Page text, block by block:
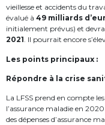
vieillesse et accidents du
évalué à 49 milliards
initialement prévus) et
2021. Il pourrait encore
Les points principaux :
Répondre à la crise
La LFSS prend en compte
l’assurance maladie en
des dépenses d’assurance